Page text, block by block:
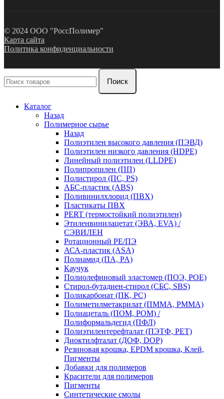
© 2024 ООО "РоссПолимер"
Карта сайта
Политика конфиденциальности
Поиск
Каталог
Назад
Полимерное сырье
Назад
Полиэтилен высокого давления (ПЭВД)
Полиэтилен низкого давления (HDPE)
Линейный полиэтилен (LLDPE)
Полипропилен (ПП)
Полистирол (ПС, PS)
АБС-пластик (ABS)
Поливинилхлорид (ПВХ)
Пластикаты ПВХ
PERT (термостойкий полиэтилен)
Этиленвинилацетат (ЭВА, EVA) /
СЭВИЛЕН
Ротационный PE/ПЭ
АСА-пластик (ASA)
Полиамид (ПА, PA)
Каучук
Полиолефиновый эластомер (ПОЭ, POE)
Стирол-бутадиен-стирол (СБС, SBS)
Поликарбонат (ПК, PC)
Полиметилметакрилат (ПММА, PMMA)
Полиацеталь (ПОМ, POM) /
Полиформальдегид (ПФЛ)
Полиэтилентерефталат (ПЭТФ, PET)
Диоктилфталат (ДОФ, DOP)
Резиновая крошка, EPDM крошка, Клей,
Пигменты
Добавки для полимеров
Красители для полимеров
Пигменты
Синтетические смолы